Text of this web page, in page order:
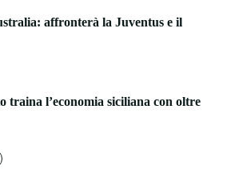
affronterà la Juventus e il
traina l’economia siciliana con oltre